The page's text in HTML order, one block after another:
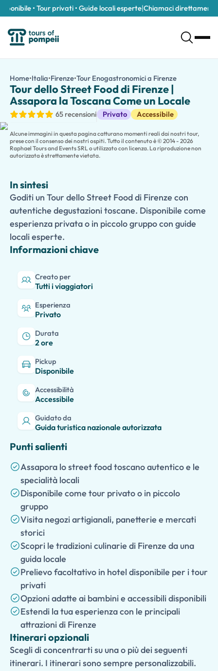
• Tour privati • Guide locali esperte|Chiamaci direttamente al
/it/tour/tour-dello-street-food-di-firenze-assapora-la-
Goditi un Tour dello Street Food di Firenze con autentiche
Assapora i sapori del cuore della Toscana nel nostro
Tour
Scopri i mercati affollati, i negozi di cibo a conduzione
Viaggi con i bambini? La nostraversione adatta ai bambini
Vuoi esplorare di più? Estendi il tuo
Home•Italia•Firenze•Tour Enogastronomici a FirenzeTour dello
Tour dello Street Food di Firenze |
Assapora la Toscana Come un Locale
65 recensioni Privato Accessibile
Tour Enogastronomici
Alcune immagini in questa pagina catturano momenti reali dai nostri tour,
prese con il consenso dei nostri ospiti. Tutto il contenuto è © 2014 - 2026
Raphael Tours and Events SRL o utilizzato con licenza. La riproduzione non
autorizzata è strettamente vietata.
In sintesi
Goditi un Tour dello Street Food di Firenze con
autentiche degustazioni toscane. Disponibile come
esperienza privata o in piccolo gruppo con guide
locali esperte.
Informazioni chiave
Creato per
Tutti i viaggiatori
Esperienza
Privato
Durata
2 ore
Pickup
Disponibile
Accessibilità
Accessibile
Guidato da
Guida turistica nazionale autorizzata
Punti salienti
Assapora lo street food toscano autentico e le
specialità locali
Disponibile come tour privato o in piccolo
gruppo
Visita negozi artigianali, panetterie e mercati
storici
Scopri le tradizioni culinarie di Firenze da una
guida locale
Prelievo facoltativo in hotel disponibile per i tour
privati
Opzioni adatte ai bambini e accessibili disponibili
Estendi la tua esperienza con le principali
attrazioni di Firenze
Itinerari opzionali
Scegli di concentrarti su una o più dei seguenti
itinerari. I itinerari sono sempre personalizzabili.